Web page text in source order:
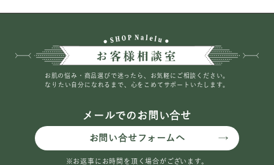
お肌の悩み・商品選びで迷ったら、お気軽にご相談ください。
なりたい自分になれるまで、心をこめてサポートいたします。
メールでのお問い合せ
お問い合せフォームへ
※お返事にお時間を頂く場合がございます。